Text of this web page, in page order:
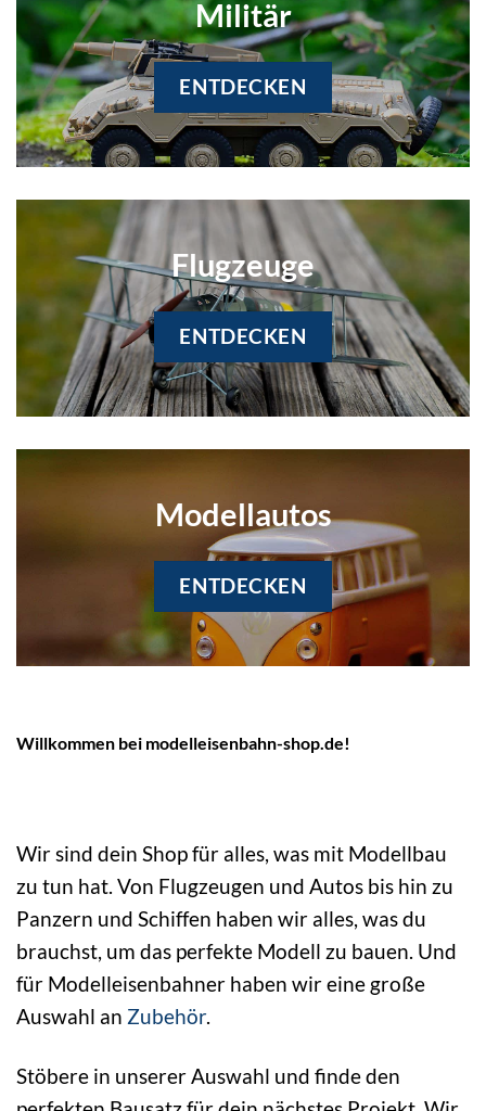
Militär
ENTDECKEN
Flugzeuge
ENTDECKEN
Modellautos
ENTDECKEN
Willkommen bei modelleisenbahn-shop.de!
Wir sind dein Shop für alles, was mit Modellbau
zu tun hat. Von Flugzeugen und Autos bis hin zu
Panzern und Schiffen haben wir alles, was du
brauchst, um das perfekte Modell zu bauen. Und
für Modelleisenbahner haben wir eine große
Auswahl an Zubehör.
Stöbere in unserer Auswahl und finde den